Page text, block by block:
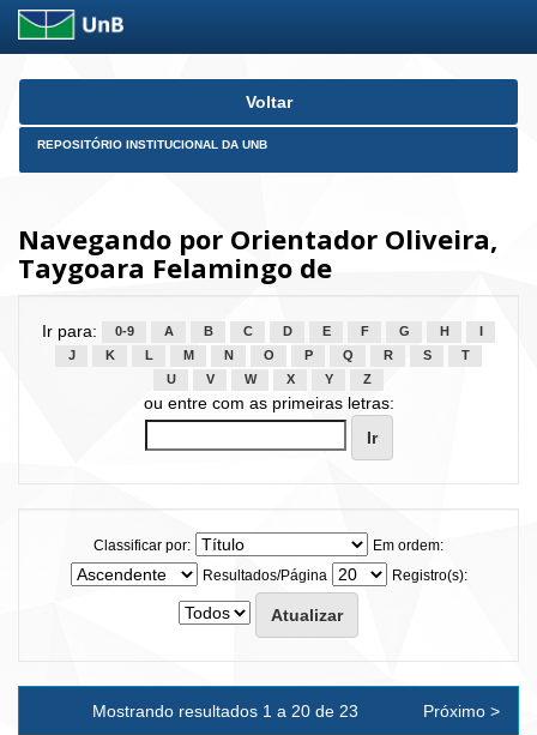
Skip
Voltar
REPOSITÓRIO INSTITUCIONAL DA UNB
Navegando por Orientador Oliveira,
Taygoara Felamingo de
Ir para: 0-9 A B C D E F G H
J
K L M N O P Q R S
T
U
V W X Y Z
ou entre com as primeiras letras:
Classificar por:
Em ordem:
Resultados/Página
Registro(s):
Mostrando resultados 1 a 20 de 23 Próximo >